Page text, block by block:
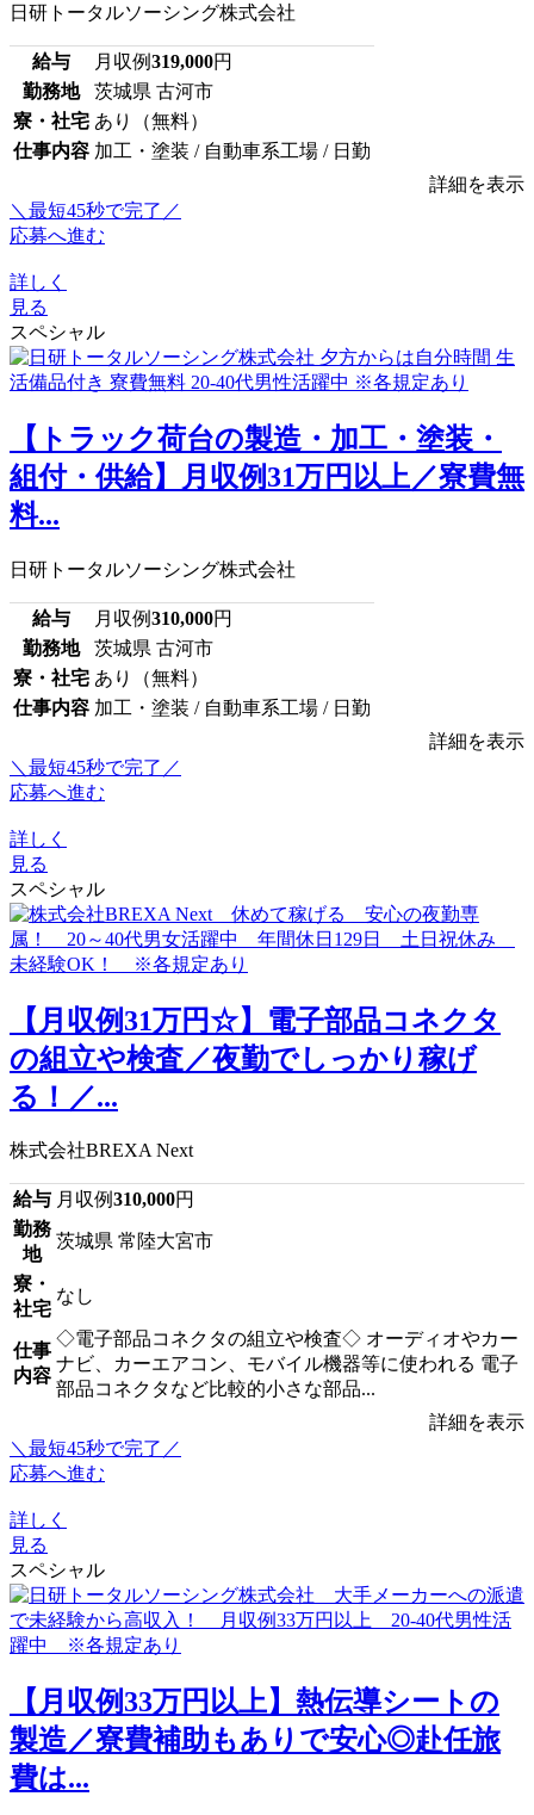
日研トータルソーシング株式会社
給与 月収例319,000円
勤務地
茨城県 古河市
寮・社宅 あり（無料）
仕事内容 加工・塗装 / 自動車系工場 / 日勤
詳細を表示
＼最短45秒で完了／
応募へ進む
詳しく
見る
スペシャル
【トラック荷台の製造・加工・塗装・
組付・供給】月収例31万円以上／寮費無
料...
日研トータルソーシング株式会社
給与 月収例310,000円
勤務地
茨城県 古河市
寮・社宅 あり（無料）
仕事内容 加工・塗装 / 自動車系工場 / 日勤
詳細を表示
＼最短45秒で完了／
応募へ進む
詳しく
見る
スペシャル
【月収例31万円☆】電子部品コネクタ
の組立や検査／夜勤でしっかり稼げ
る！／...
株式会社BREXA Next
給与 月収例310,000円
勤務
地
茨城県 常陸大宮市
寮・
社宅
なし
仕事
内容
◇電子部品コネクタの組立や検査◇ オーディオやカー
ナビ、カーエアコン、モバイル機器等に使われる 電子
部品コネクタなど比較的小さな部品...
詳細を表示
＼最短45秒で完了／
応募へ進む
詳しく
見る
スペシャル
【月収例33万円以上】熱伝導シートの
製造／寮費補助もありで安心◎赴任旅
費は...